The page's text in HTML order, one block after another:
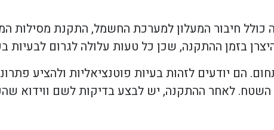
חיבור המעלון למערכת החשמל, התקנת מסילות
בזמן ההתקנה, שכן כל טעות עלולה לגרום לבעיות
יודעים לזהות בעיות פוטנציאליות ולהציע
לאחר ההתקנה, יש לבצע בדיקות לשם ווידוא